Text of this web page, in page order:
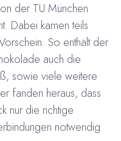
der TU München
Dabei kamen teils
So enthält der
auch die
sowie viele weitere
fanden heraus, dass
nur die richtige
notwendig